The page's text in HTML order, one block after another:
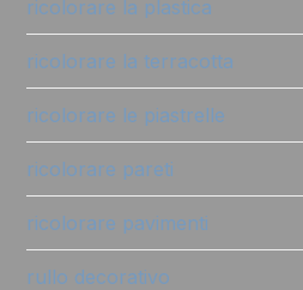
ricolorare la plastica
ricolorare la terracotta
ricolorare le piastrelle
ricolorare pareti
ricolorare pavimenti
rullo decorativo